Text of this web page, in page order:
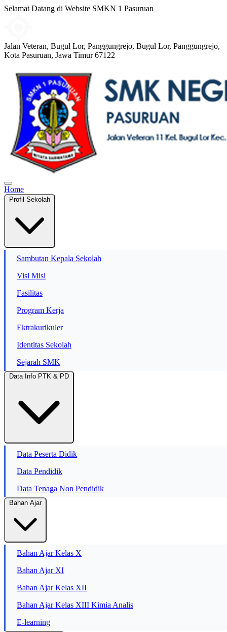
Selamat Datang di Website SMKN 1 Pasuruan
Jalan Veteran, Bugul Lor, Panggungrejo, Bugul Lor, Panggungrejo,
Kota Pasuruan, Jawa Timur 67122
Home
Profil Sekolah
Sambutan Kepala Sekolah
Visi Misi
Fasilitas
Program Kerja
Ektrakurikuler
Identitas Sekolah
Sejarah SMK
Data Info PTK & PD
Data Peserta Didik
Data Pendidik
Data Tenaga Non Pendidik
Bahan Ajar
Bahan Ajar Kelas X
Bahan Ajar XI
Bahan Ajar Kelas XII
Bahan Ajar Kelas XIII Kimia Analis
E-learning